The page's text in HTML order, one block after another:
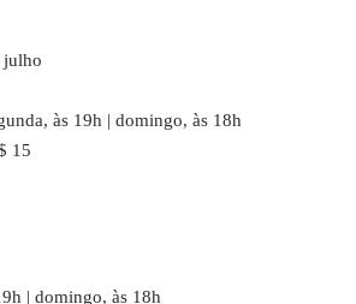
julho
às 19h | domingo, às 18h
15
| domingo, às 18h